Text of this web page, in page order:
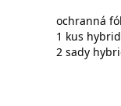
ochranná
1 kus
2 sady